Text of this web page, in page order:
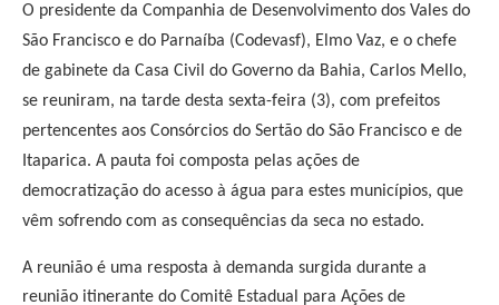
O presidente da Companhia de Desenvolvimento dos Vales do
São Francisco e do Parnaíba (Codevasf), Elmo Vaz, e o chefe
de gabinete da Casa Civil do Governo da Bahia, Carlos Mello,
se reuniram, na tarde desta sexta-feira (3), com prefeitos
pertencentes aos Consórcios do Sertão do São Francisco e de
Itaparica. A pauta foi composta pelas ações de
democratização do acesso à água para estes municípios, que
vêm sofrendo com as consequências da seca no estado.
A reunião é uma resposta à demanda surgida durante a
reunião itinerante do Comitê Estadual para Ações de